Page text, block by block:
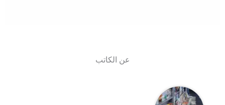
عن الكاتب